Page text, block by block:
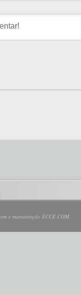
e manutenção ECCE.COM.